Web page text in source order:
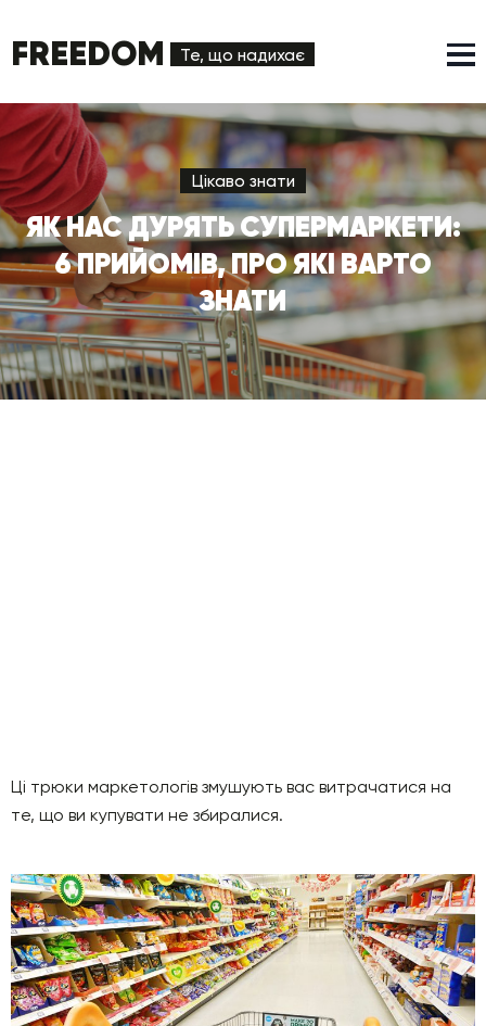
FREEDOM Те, що надихає
Цікаво знати
ЯК НАС ДУРЯТЬ СУПЕРМАРКЕТИ:
6 ПРИЙОМІВ, ПРО ЯКІ ВАРТО
ЗНАТИ
Ці трюки маркетологів змушують вас витрачатися на
те, що ви купувати не збиралися.